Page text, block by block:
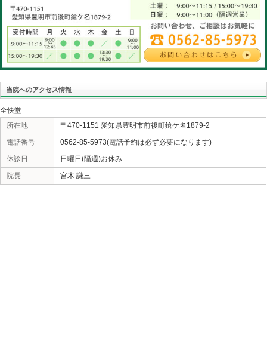
い。因みに10月1日(日)も満員ですが11月の予約が「通
ますが1日が日曜の場合は翌日となっております(1ヵ月
月1日9時に予約電話して施術を妨げないようにして下
2日9時からですのでお間違えの無いようにお願い致しま